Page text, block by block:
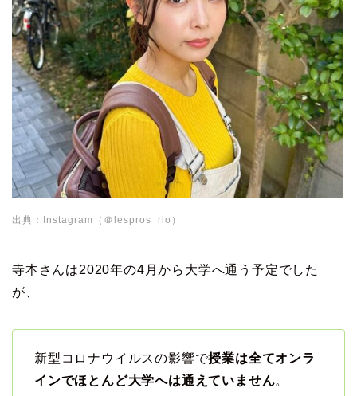
出典：Instagram（＠lespros_rio）
寺本さんは2020年の4月から大学へ通う予定でした
が、
新型コロナウイルスの影響で授業は全てオンラ
インでほとんど大学へは通えていません。